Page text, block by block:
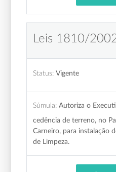
Leis 1810/
Status: Vigente
Súmula: Autoriza o
cedência de terreno, no
Carneiro, para instalação
de Limpeza.